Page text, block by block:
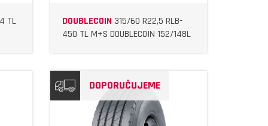
TL
DOUBLECOIN 315/60 R22,5 RLB-
450 TL M+S DOUBLECOIN 152/148L
DOPORUČUJEME